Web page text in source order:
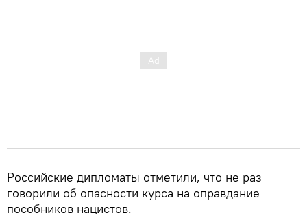
Российские дипломаты отметили, что не раз
говорили об опасности курса на оправдание
пособников нацистов.